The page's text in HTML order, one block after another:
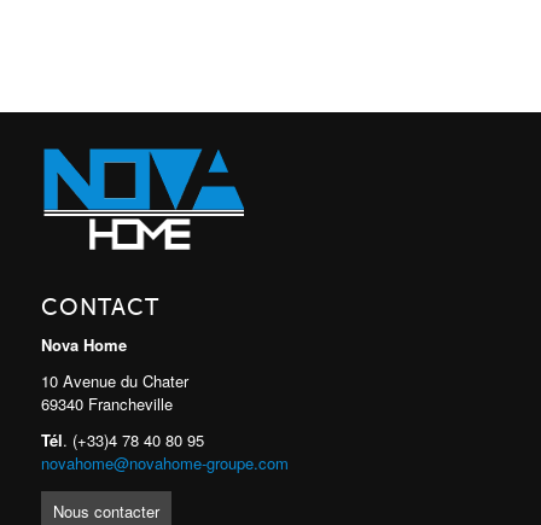
CONTACT
Nova Home
10 Avenue du Chater
69340 Francheville
Tél. (+33)4 78 40 80 95
novahome@novahome-groupe.com
Nous contacter